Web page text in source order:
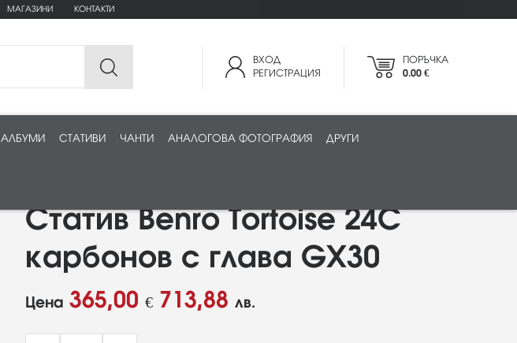
МАГАЗИНИ КОНТАКТИ
ВХОД
РЕГИСТРАЦИЯ
ПОРЪЧКА
0.00 €
АЛБУМИ СТАТИВИ ЧАНТИ АНАЛОГОВА ФОТОГРАФИЯ ДРУГИ
Статив Benro Tortoise 24C
карбонов с глава GX30
Цена 365,00 € 713,88 лв.